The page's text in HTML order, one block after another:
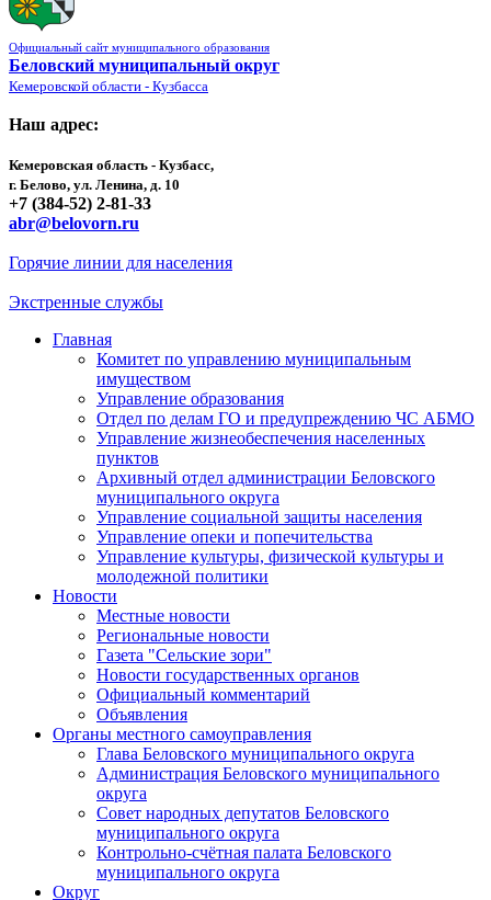
Официальный сайт муниципального образования
Беловский муниципальный округ
Кемеровской области - Кузбасса
Наш адрес:
Кемеровская область - Кузбасс,
г. Белово, ул. Ленина, д. 10
+7 (384-52) 2-81-33
abr@belovorn.ru
Горячие линии для населения
Экстренные службы
Главная
Комитет по управлению муниципальным
имуществом
Управление образования
Отдел по делам ГО и предупреждению ЧС АБМО
Управление жизнеобеспечения населенных
пунктов
Архивный отдел администрации Беловского
муниципального округа
Управление социальной защиты населения
Управление опеки и попечительства
Управление культуры, физической культуры и
молодежной политики
Новости
Местные новости
Региональные новости
Газета "Сельские зори"
Новости государственных органов
Официальный комментарий
Объявления
Органы местного самоуправления
Глава Беловского муниципального округа
Администрация Беловского муниципального
округа
Совет народных депутатов Беловского
муниципального округа
Контрольно-счётная палата Беловского
муниципального округа
Округ